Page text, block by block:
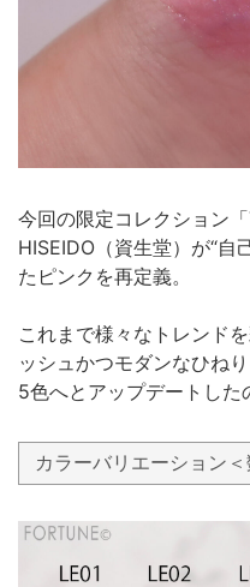
今回の限定コレクション
HISEIDO（資生堂）が“自
たピンクを再定義。
これまで様々なトレンド
ッシュかつモダンなひね
5色へとアップデートした
カラーバリエーション